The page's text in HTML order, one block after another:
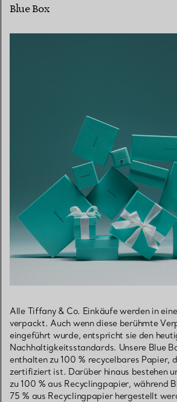
Blue Box
Alle Tiffany & Co. Einkäufe werden in
verpackt. Auch wenn diese berühmte
eingeführt wurde, entspricht sie den
Nachhaltigkeitsstandards. Unsere Blue
enthalten zu 100 % recycelbares Papier,
zertifiziert ist. Darüber hinaus bestehen
zu 100 % aus Recyclingpapier, während
75 % aus Recyclingpapier hergestellt